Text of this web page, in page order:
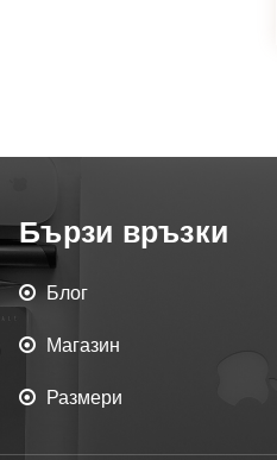
Бързи връзки
Блог
Магазин
Размери